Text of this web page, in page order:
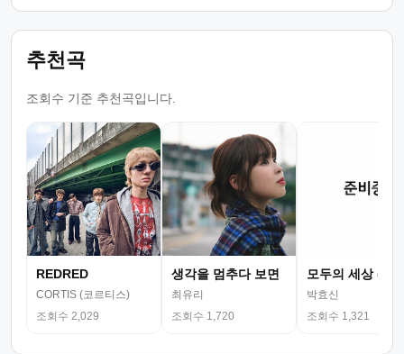
추천곡
조회수 기준 추천곡입니다.
REDRED
CORTIS (코르티스)
조회수 2,029
생각을 멈추다 보면
최유리
조회수 1,720
모두의 세상 (뮤
박효신
조회수 1,321